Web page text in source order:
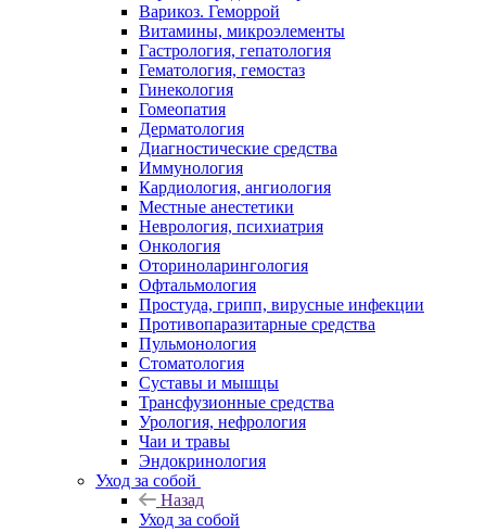
Варикоз. Геморрой
Витамины, микроэлементы
Гастрология, гепатология
Гематология, гемостаз
Гинекология
Гомеопатия
Дерматология
Диагностические средства
Иммунология
Кардиология, ангиология
Местные анестетики
Неврология, психиатрия
Онкология
Оториноларингология
Офтальмология
Простуда, грипп, вирусные инфекции
Противопаразитарные средства
Пульмонология
Стоматология
Суставы и мышцы
Трансфузионные средства
Урология, нефрология
Чаи и травы
Эндокринология
Уход за собой
Назад
Уход за собой